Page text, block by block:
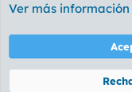
Cookies
PL
Ver más